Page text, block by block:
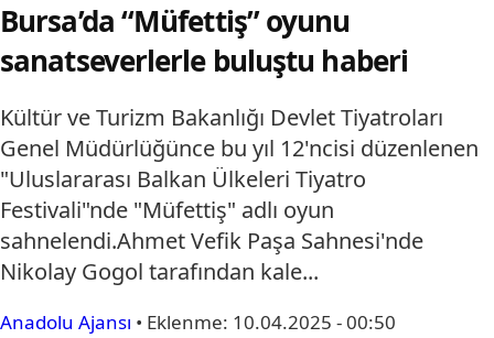
Bursa’da “Müfettiş” oyunu
sanatseverlerle buluştu haberi
Kültür ve Turizm Bakanlığı Devlet Tiyatroları
Genel Müdürlüğünce bu yıl 12'ncisi düzenlenen
"Uluslararası Balkan Ülkeleri Tiyatro
Festivali"nde "Müfettiş" adlı oyun
sahnelendi.Ahmet Vefik Paşa Sahnesi'nde
Nikolay Gogol tarafından kale...
Anadolu Ajansı • Eklenme: 10.04.2025 - 00:50